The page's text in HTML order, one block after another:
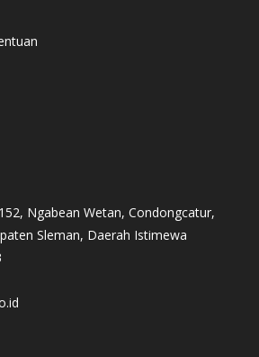
Ngabean Wetan, Condongcatur,
Sleman, Daerah Istimewa